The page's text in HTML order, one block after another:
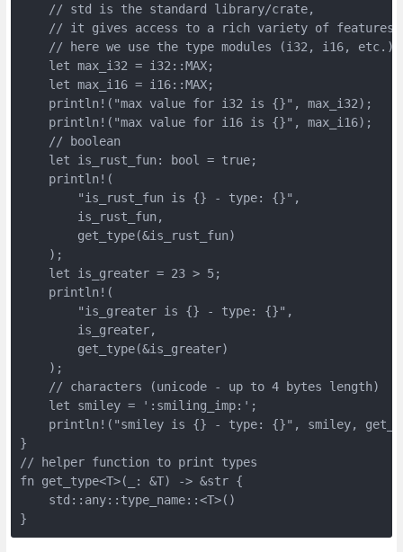
    // std is the standard library/crate,
// it gives access to a rich variety of
// here we use the type modules (i32, i16, etc.)
    let max_i32 = i32::MAX;
    let max_i16 = i16::MAX;
    println!("max value for i32 is {}", max_i32);
    println!("max value for i16 is {}", max_i16);
    // boolean
    let is_rust_fun: bool = true;
    println!(
        "is_rust_fun is {} - type: {}",
        is_rust_fun,
        get_type(&is_rust_fun)
    );
    let is_greater = 23 > 5;
    println!(
        "is_greater is {} - type: {}",
        is_greater,
        get_type(&is_greater)
    );
    // characters (unicode - up to 4 bytes length)
    let smiley = ':smiling_imp:';
println!("smiley is {} - type: {}", smiley,
}
// helper function to print types
fn get_type<T>(_: &T) -> &str {
    std::any::type_name::<T>()